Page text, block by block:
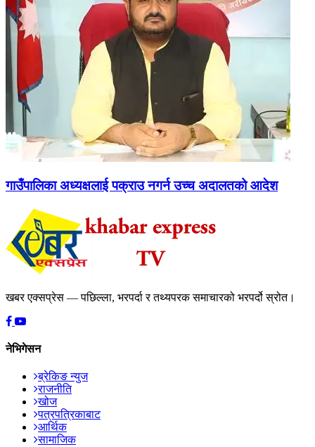
गाउँपालिका अध्यक्षलाई पक्राउ नगर्न उच्च अदालतको आदेश
खबर एक्सप्रेस — पछिल्ला, भरपर्दा र तथ्यपरक समाचारको भरपर्दो स्रोत।
नेभिगेसन
ब्रेकिङ न्युज
राजनीति
खोज
पत्रपत्रिकाबाट
आर्थिक
सामाजिक